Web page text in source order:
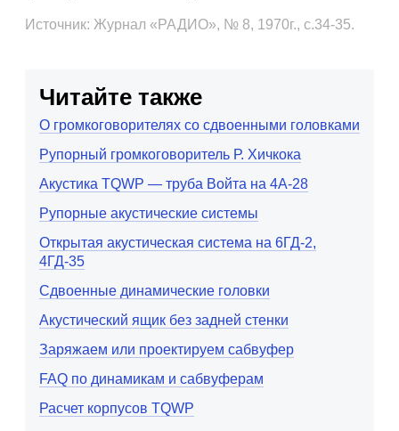
Источник: Журнал «РАДИО», № 8, 1970г., c.34-35.
Читайте также
О громкоговорителях со сдвоенными головками
Рупорный громкоговоритель Р. Хичкока
Акустика TQWP — труба Войта на 4А-28
Рупорные акустические системы
Открытая акустическая система на 6ГД-2,
4ГД-35
Сдвоенные динамические головки
Акустический ящик без задней стенки
Заряжаем или проектируем сабвуфер
FAQ по динамикам и сабвуферам
Расчет корпусов TQWP